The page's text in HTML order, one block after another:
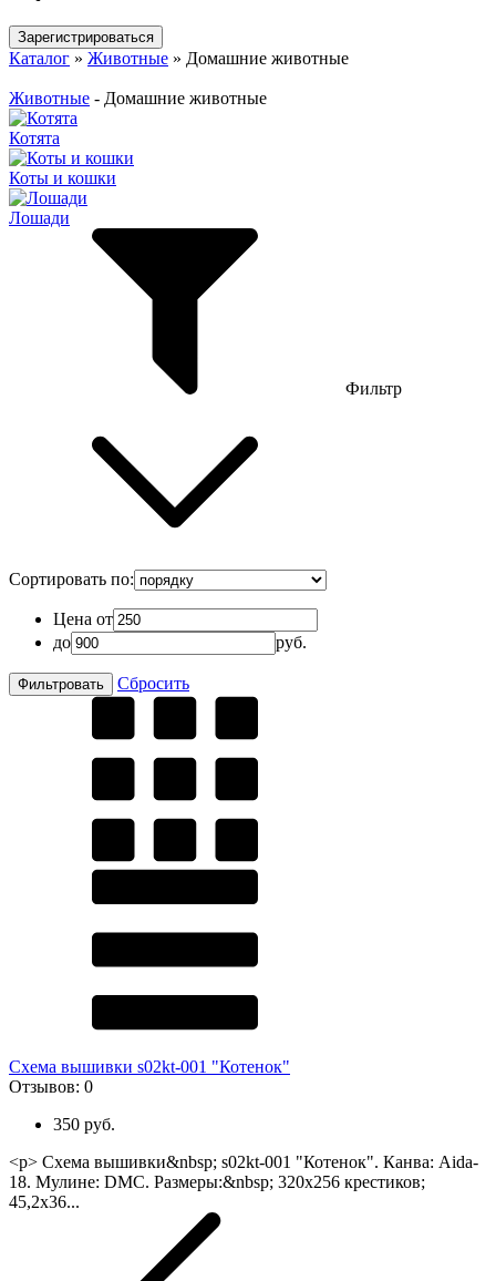
Зарегистрироваться
Каталог » Животные » Домашние животные
Животные - Домашние животные
Котята
Коты и кошки
Лошади
Фильтр
Сортировать по:
Цена от
до
руб.
Сбросить
Схема вышивки s02kt-001 "Котенок"
Отзывов: 0
350 руб.
<p> Схема вышивки&nbsp; s02kt-001 "Котенок". Канва: Aida-
18. Мулине: DMC. Размеры:&nbsp; 320х256 крестиков;
45,2х36...